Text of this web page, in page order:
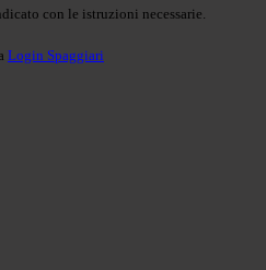
con le istruzioni necessarie.
Login Spaggiari